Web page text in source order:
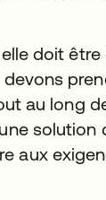
doit être
au long
solution
aux